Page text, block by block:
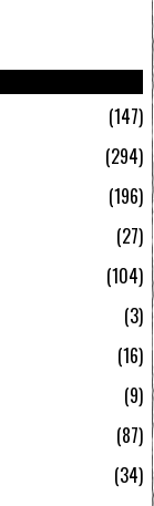
147
294
196
27
104
3
16
9
87
34